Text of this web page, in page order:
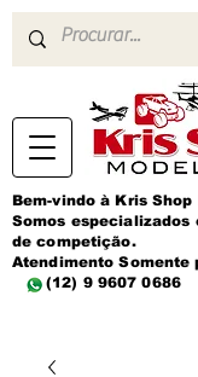
Bem-vindo à Kris Shop
Somos especializados
de competição.
Atendimento Somente
(12) 9 9607 0686